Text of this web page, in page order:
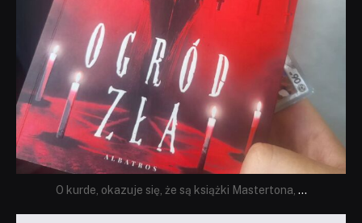
O kurde, okazuje się, że są książki Mastertona, ...